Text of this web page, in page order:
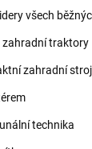
všech
zahradní traktory
zahradní
technika